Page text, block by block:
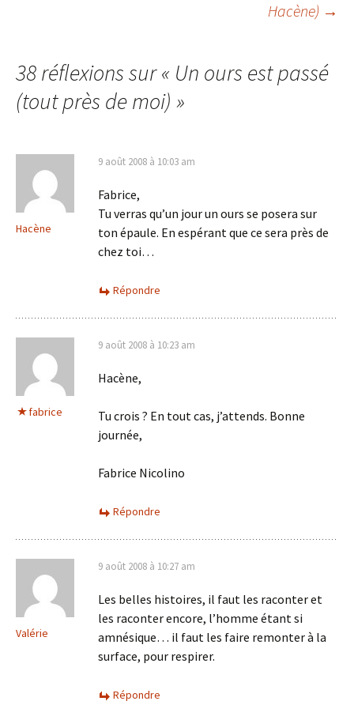
articles
Hacène) →
38 réflexions sur « Un ours est passé
(tout près de moi) »
Hacène
9 août 2008 à 10:03 am
Fabrice,
Tu verras qu’un jour un ours se posera sur
ton épaule. En espérant que ce sera près de
chez toi…
Répondre
fabrice
9 août 2008 à 10:23 am
Hacène,
Tu crois ? En tout cas, j’attends. Bonne
journée,
Fabrice Nicolino
Répondre
Valérie
9 août 2008 à 10:27 am
Les belles histoires, il faut les raconter et
les raconter encore, l’homme étant si
amnésique… il faut les faire remonter à la
surface, pour respirer.
Répondre